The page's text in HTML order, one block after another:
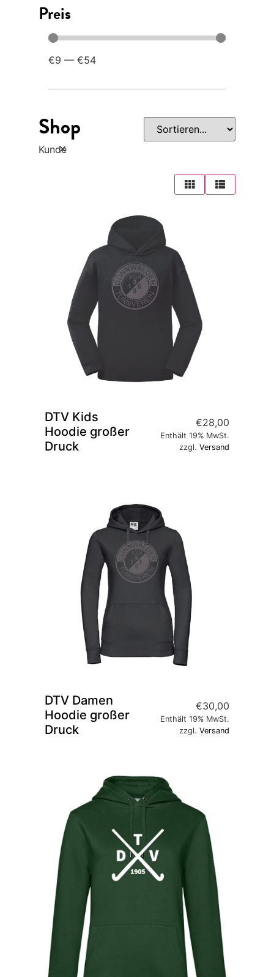
Preis
€9 — €54
Shop
Kunde
×
DTV Kids
Hoodie großer
Druck
€28,00
Enthält 19% MwSt.
zzgl.Versand
DTV Damen
Hoodie großer
Druck
€30,00
Enthält 19% MwSt.
zzgl.Versand